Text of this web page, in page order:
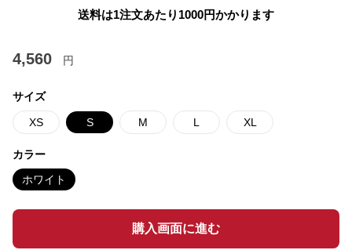
送料は1注文あたり 1000円かかります
4,560 円
サイズ
XS S M L XL
カラー
ホワイト
購入画面に進む